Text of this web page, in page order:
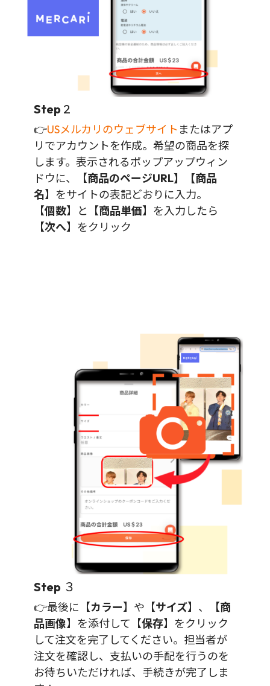
Step 2
👉USメルカリのウェブサイト またはアプ
リでアカウントを作成。希望の商品を探
します。表示されるポップアップウィン
ドウに、【商品のページURL】【商品
名】をサイトの表記どおりに入力。
【個数】と【商品単価】を入力したら
【次へ】をクリック
Step ３
👉最後に【カラー】や【サイズ】、【商
品画像】を添付して【保存】をクリック
して注文を完了してください。担当者が
注文を確認し、支払いの手配を行うのを
お待ちいただければ、手続きが完了しま